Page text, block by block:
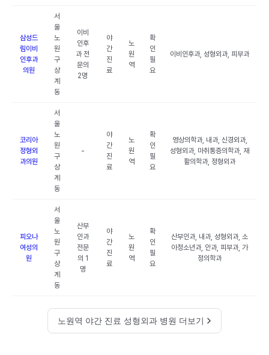
삼성드
림이비
인후과
의원
서
울
노
원
구
상
계
동
이비
인후
과 전
문의
2명
야
간
진
료
노
원
역
확
인
필
요
이비인후과, 성형외과, 피부과
코리아
정형외
과의원
서
울
노
원
구
상
계
동
-
야
간
진
료
노
원
역
확
인
필
요
영상의학과, 내과, 신경외과,
성형외과, 마취통증의학과, 재
활의학과, 정형외과
피오나
여성의
원
서
울
노
원
구
상
계
동
산부
인과
전문
의 1
명
야
간
진
료
노
원
역
확
인
필
요
산부인과, 내과, 성형외과, 소
아청소년과, 안과, 피부과, 가
정의학과
노원역 야간 진료 성형외과 병원 더보기